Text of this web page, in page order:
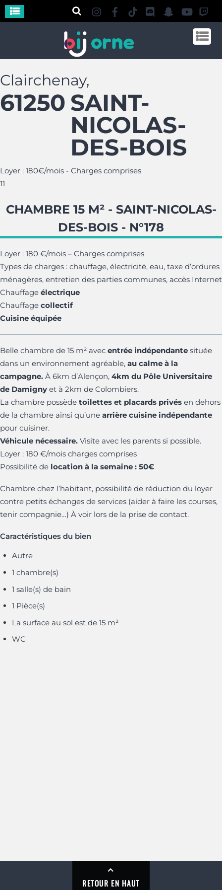
Clairchenay,
SAINT-
NICOLAS-
DES-BOIS
61250
Loyer : 180€/mois - Charges comprises
11
CHAMBRE 15 M² - SAINT-NICOLAS-
DES-BOIS - N°178
Loyer : 180 €/mois – Charges comprises
Types de charges : chauffage, électricité, eau, taxe d’ordures
ménagères, entretien des parties communes, accès Internet
Chauffage électrique
Chauffage collectif
Cuisine équipée
Belle chambre de 15 m² avec entrée indépendante située
dans un environnement agréable, au calme à la
campagne. À 6km d’Alençon, 4km du Pôle Universitaire
de Damigny et à 2km de Colombiers.
La chambre possède toilettes et placards privés en dehors
de la chambre ainsi qu’une arrière cuisine indépendante
pour cuisiner.
Véhicule nécessaire. Visite avec les parents si possible.
Loyer : 180 €/mois charges comprises
Possibilité de location à la semaine : 50€
Chambre chez l’habitant, possibilité de réduction du loyer
contre petits échanges de services (aider à faire les courses,
tenir compagnie…) À voir lors de la prise de contact.
Caractéristiques du bien
Autre
1 chambre(s)
1 salle(s) de bain
1 Pièce(s)
La surface au sol est de 15 m²
WC
RETOUR EN HAUT